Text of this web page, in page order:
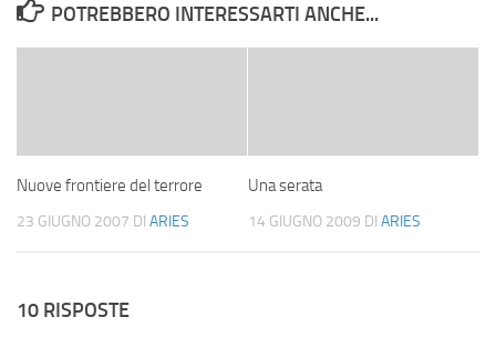
POTREBBERO INTERESSARTI ANCHE...
Nuove frontiere del terrore
23 GIUGNO 2007 DI ARIES
Una serata
14 GIUGNO 2009 DI ARIES
10 RISPOSTE